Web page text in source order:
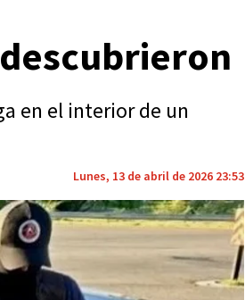
en el interior de un
Lunes, 13 de abril de 2026 23:53